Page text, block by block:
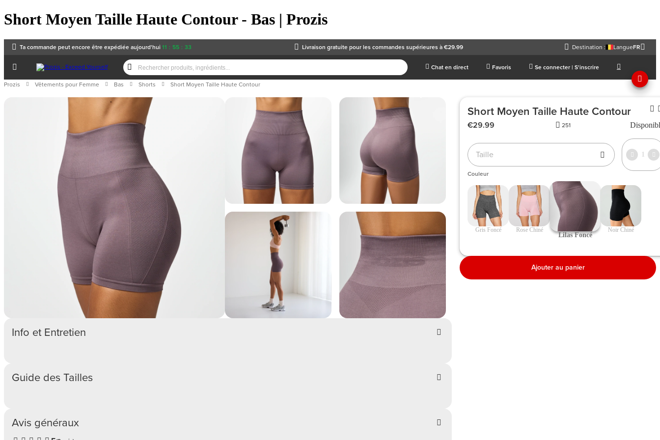
Short Moyen Taille Haute Contour - Bas | Prozis
11 : 55 : 33
Ta commande peut encore être expédiée aujourd'hui Livraison gratuite pour les commandes supérieures à €29.99 Destination : LangueFR
Chat en direct Favoris Se connecter | S'inscrire
Prozis Vêtements pour Femme Bas Shorts Short Moyen Taille Haute Contour
Info et Entretien
Avis généraux
Guide des Tailles
Short Moyen Taille Haute Contour
€29.99 251
Taille
Couleur
Gris Foncé Rose Chiné
Lilas Foncé
Noir Chiné
Ajouter au panier